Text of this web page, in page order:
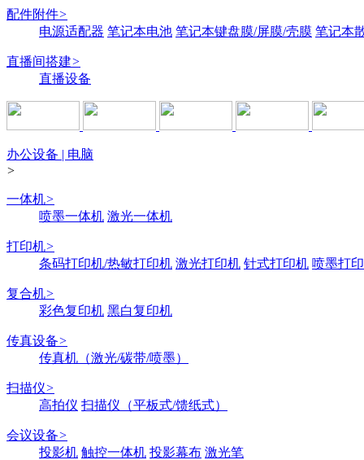
配件附件>
电源适配器 笔记本电池 笔记本键盘膜/屏膜/壳膜 笔记本
直播间搭建>
直播设备
办公设备 | 电脑
>
一体机>
喷墨一体机 激光一体机
打印机>
条码打印机/热敏打印机 激光打印机 针式打印机 喷墨打
复合机>
彩色复印机 黑白复印机
传真设备>
传真机（激光/碳带/喷墨）
扫描仪>
高拍仪 扫描仪（平板式/馈纸式）
会议设备>
投影机 触控一体机 投影幕布 激光笔